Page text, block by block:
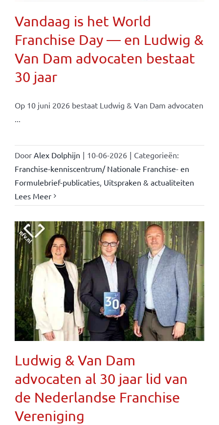
Vandaag is het World
Franchise Day — en Ludwig &
Van Dam advocaten bestaat
30 jaar
Op 10 juni 2026 bestaat Ludwig & Van Dam advocaten
...
Door Alex Dolphijn | 10-06-2026 | Categorieën:
Franchise-kenniscentrum/ Nationale Franchise- en
Formulebrief-publicaties, Uitspraken & actualiteiten
Lees Meer
Ludwig & Van Dam
advocaten al 30 jaar lid van
de Nederlandse Franchise
Vereniging